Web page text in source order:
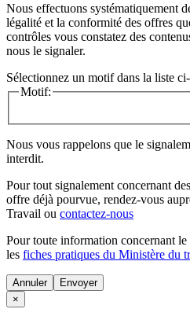
Nous effectuons systématiquement
légalité et la conformité des offres
contrôles vous constatez des
nous le signaler.
Sélectionnez un motif dans la liste
Motif:
Nous vous rappelons que le
interdit.
Pour tout signalement concernant des
offre déjà pourvue, rendez-vous
Travail ou contactez-nous
Pour toute information concernant le
les fiches pratiques du Ministère du
Annuler
×